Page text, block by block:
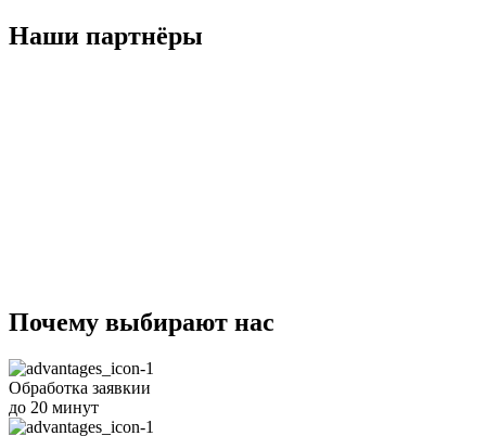
Наши партнёры
Почему выбирают нас
Обработка заявкии
до 20 минут